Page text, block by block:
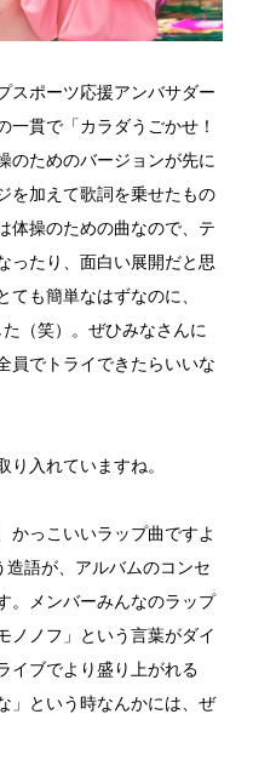
スポーツ応援アンバサダー
一貫で「カラダうごかせ！
のためのバージョンが先に
を加えて歌詞を乗せたもの
体操のための曲なので、テ
ったり、面白い展開だと思
も簡単なはずなのに、
（笑）。ぜひみなさんに
員でトライできたらいいな
入れていますね。
かっこいいラップ曲ですよ
造語が、アルバムのコンセ
。メンバーみんなのラップ
ノノフ」という言葉がダイ
イブでより盛り上がれる
」という時なんかには、ぜ